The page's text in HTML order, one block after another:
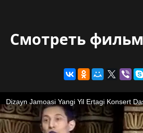
Смотреть фильм